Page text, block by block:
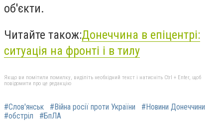
об'єкти.
Читайте також:Донеччина в епіцентрі:
ситуація на фронті і в тилу
Якщо ви помітили помилку, виділіть необхідний текст і натисніть Ctrl + Enter, щоб
повідомити про це редакцію
#Слов'янськ #Війна росії проти України
#Новини Донеччини
#обстріл
#БпЛА